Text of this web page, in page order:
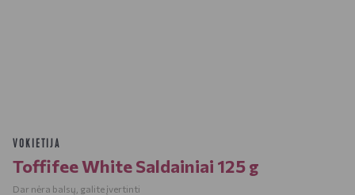
VOKIETIJA
Toffifee White Saldainiai 125 g
Dar nėra balsų, galite įvertinti